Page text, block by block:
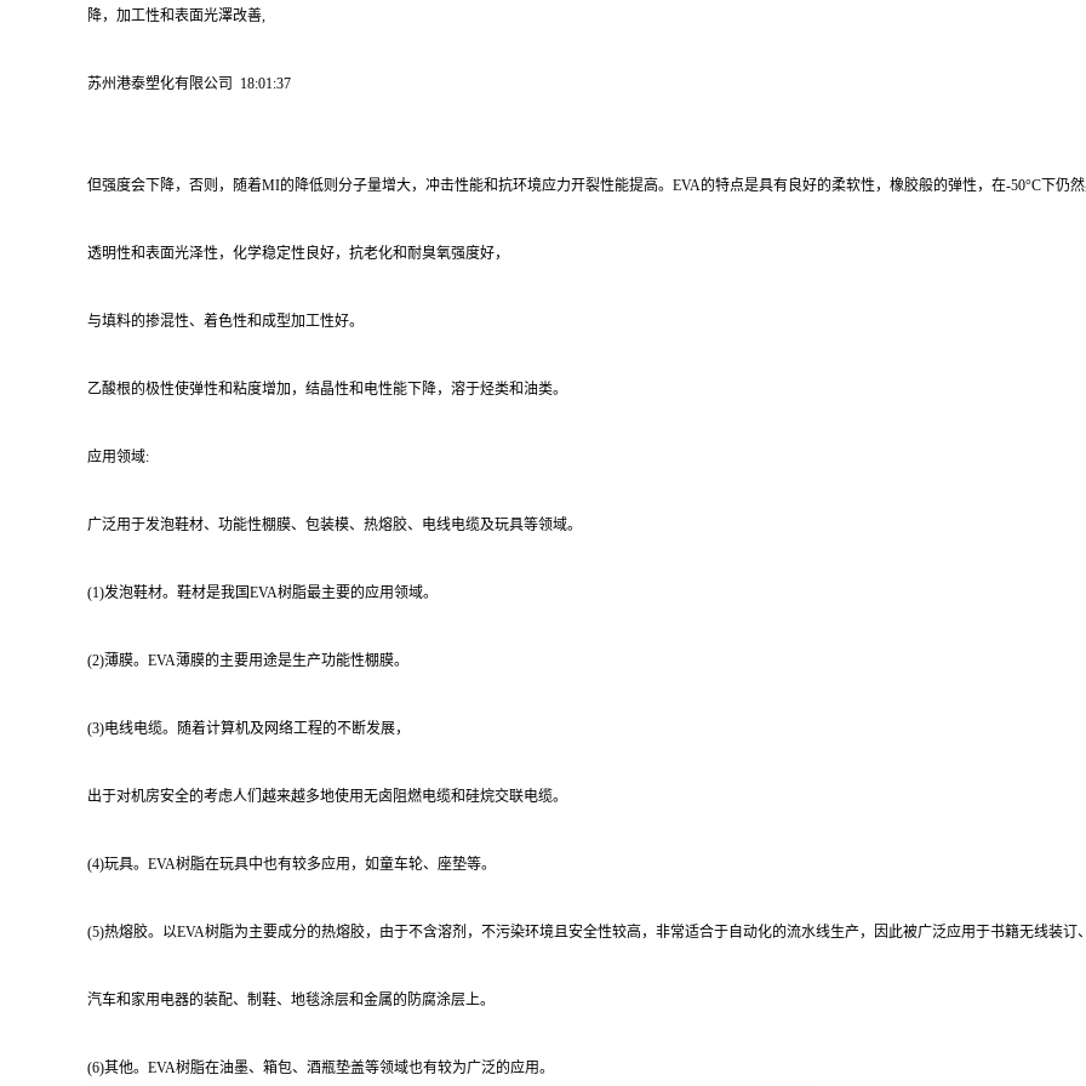
降，加工性和表面光澤改善,
苏州港泰塑化有限公司 18:01:37
但强度会下降，否则，随着MI的降低则分子量增大，冲击性能和抗环境应力开裂性能提高。EVA的特点是具有良好的柔软性，橡胶般的弹性，在-50°C下仍然
透明性和表面光泽性，化学稳定性良好，抗老化和耐臭氧强度好，
与填料的掺混性、着色性和成型加工性好。
乙酸根的极性使弹性和粘度增加，结晶性和电性能下降，溶于烃类和油类。
应用领域:
广泛用于发泡鞋材、功能性棚膜、包装模、热熔胶、电线电缆及玩具等领域。
(1)发泡鞋材。鞋材是我国EVA树脂最主要的应用领域。
(2)薄膜。EVA薄膜的主要用途是生产功能性棚膜。
(3)电线电缆。随着计算机及网络工程的不断发展，
出于对机房安全的考虑人们越来越多地使用无卤阻燃电缆和硅烷交联电缆。
(4)玩具。EVA树脂在玩具中也有较多应用，如童车轮、座垫等。
(5)热熔胶。以EVA树脂为主要成分的热熔胶，由于不含溶剂，不污染环境且安全性较高，非常适合于自动化的流水线生产，因此被广泛应用于书籍无线装订
汽车和家用电器的装配、制鞋、地毯涂层和金属的防腐涂层上。
(6)其他。EVA树脂在油墨、箱包、酒瓶垫盖等领域也有较为广泛的应用。